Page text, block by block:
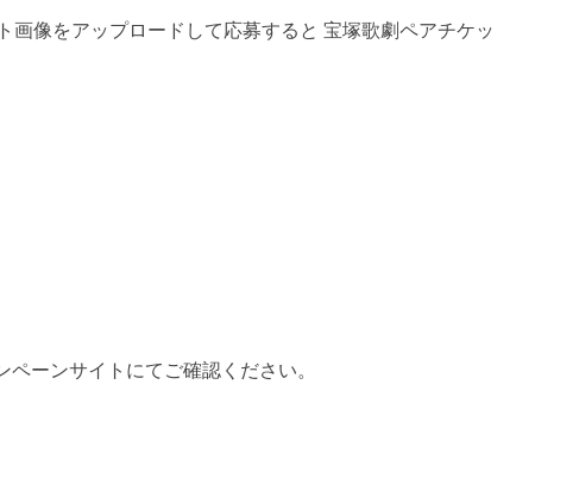
像をアップロードして応募すると 宝塚歌劇ペアチケッ
ーンサイトにてご確認ください。